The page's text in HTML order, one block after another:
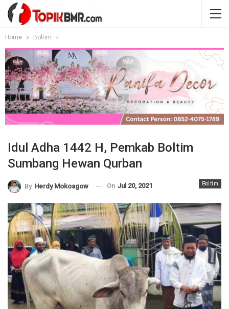
Home Boltim
Idul Adha 1442 H, Pemkab Boltim
Sumbang Hewan Qurban
Boltim
By Herdy Mokoagow On Jul 20, 2021